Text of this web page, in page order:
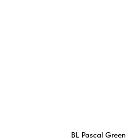
BL Pascal Green